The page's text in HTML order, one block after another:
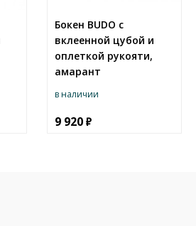
Бокен BUDO с
вклеенной цубой и
оплеткой рукояти,
амарант
в наличии
9 920